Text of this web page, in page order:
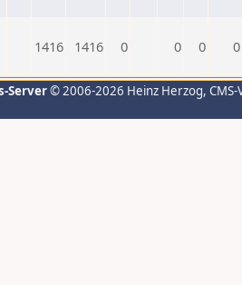
1416 1416 0 0 0 0
Server© 2006-2026 Heinz Herzog,